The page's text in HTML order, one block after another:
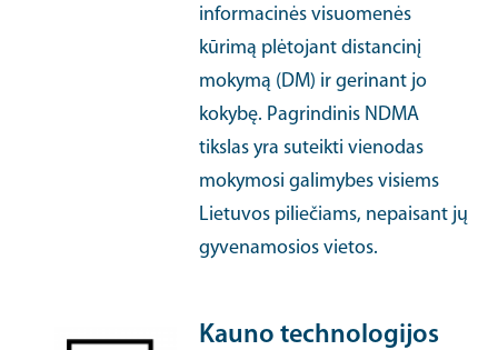
informacinės visuomenės
kūrimą plėtojant distancinį
mokymą (DM) ir gerinant jo
kokybę. Pagrindinis NDMA
tikslas yra suteikti vienodas
mokymosi galimybes visiems
Lietuvos piliečiams, nepaisant jų
gyvenamosios vietos.
Kauno technologijos